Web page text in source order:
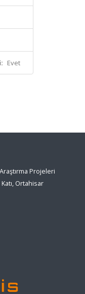
Evet
Projeleri
Ortahisar